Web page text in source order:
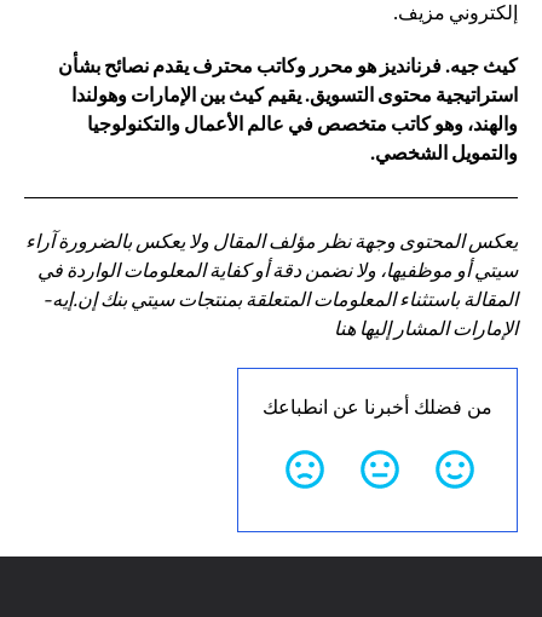
إلكتروني مزيف.
كيث جيه. فرنانديز هو محرر وكاتب محترف يقدم نصائح بشأن
استراتيجية محتوى التسويق. يقيم كيث بين الإمارات وهولندا
والهند، وهو كاتب متخصص في عالم الأعمال والتكنولوجيا
والتمويل الشخصي.
يعكس المحتوى وجهة نظر مؤلف المقال ولا يعكس بالضرورة آراء
سيتي أو موظفيها، ولا نضمن دقة أو كفاية المعلومات الواردة في
المقالة باستثناء المعلومات المتعلقة بمنتجات سيتي بنك إن.إيه-
الإمارات المشار إليها هنا
من فضلك أخبرنا عن انطباعك